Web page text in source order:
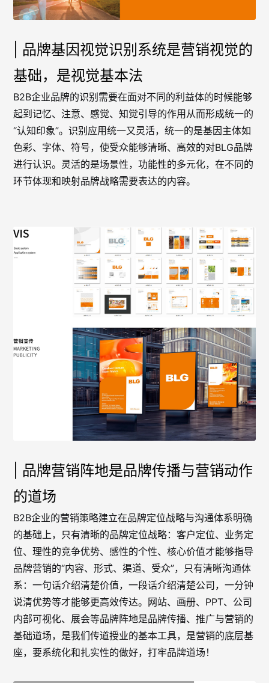
| 品牌基因视觉识别系统是营销视觉的
基础，是视觉基本法
B2B企业品牌的识别需要在面对不同的利益体的时候能够
起到记忆、注意、感觉、知觉引导的作用从而形成统一的
“认知印象”。识别应用统一又灵活，统一的是基因主体如
色彩、字体、符号，使受众能够清晰、高效的对BLG品牌
进行认识。灵活的是场景性，功能性的多元化，在不同的
环节体现和映射品牌战略需要表达的内容。
| 品牌营销阵地是品牌传播与营销动作
的道场
B2B企业的营销策略建立在品牌定位战略与沟通体系明确
的基础上，只有清晰的品牌定位战略：客户定位、业务定
位、理性的竞争优势、感性的个性、核心价值才能够指导
品牌营销的“内容、形式、渠道、受众”，只有清晰沟通体
系：一句话介绍清楚价值，一段话介绍清楚公司，一分钟
说清优势等才能够更高效传达。网站、画册、PPT、公司
内部可视化、展会等品牌阵地是品牌传播、推广与营销的
基础道场，是我们传道授业的基本工具，是营销的底层基
座，要系统化和扎实性的做好，打牢品牌道场！